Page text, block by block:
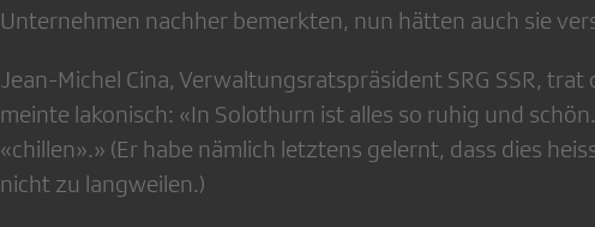
Unternehmen nachher bemerkten, nun hätten auch sie
Jean-Michel Cina, Verwaltungsratspräsident SRG SSR,
meinte lakonisch: «In Solothurn ist alles so ruhig und
«chillen».» (Er habe nämlich letztens gelernt, dass dies
nicht zu langweilen.)